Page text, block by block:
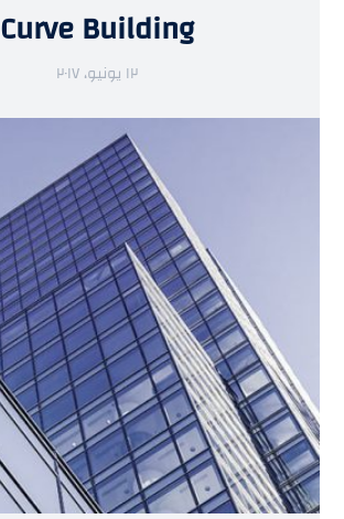
Curve Building
١٢ يونيو، ٢٠١٧